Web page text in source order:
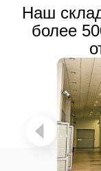
Наш
более